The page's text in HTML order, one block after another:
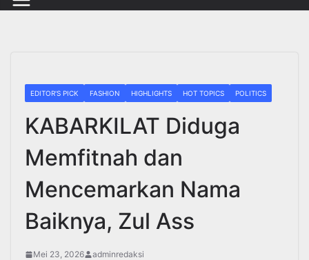
EDITOR'S PICK FASHION HIGHLIGHTS HOT TOPICS POLITICS
KABARKILAT Diduga
Memfitnah dan
Mencemarkan Nama
Baiknya, Zul Ass
Mei 23, 2026 adminredaksi